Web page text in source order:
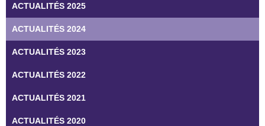
ACTUALITÉS 2025
ACTUALITÉS 2024
ACTUALITÉS 2023
ACTUALITÉS 2022
ACTUALITÉS 2021
ACTUALITÉS 2020